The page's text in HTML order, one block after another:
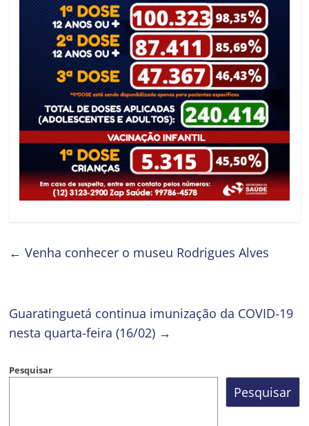
← Venha conhecer o museu Rodrigues Alves
Guaratinguetá continua imunização da COVID-19
nesta quarta-feira (16/02) →
Pesquisar
Pesquisar